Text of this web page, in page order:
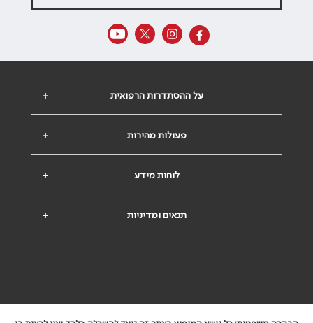
+ על ההסתדרות הרפואית
+ פעולות מהירות
+ לוחות מידע
+ תנאים ומדיניות